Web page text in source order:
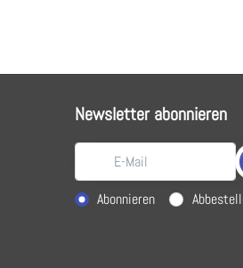
Newsletter abonnieren
Aktion wählen
Abonnieren